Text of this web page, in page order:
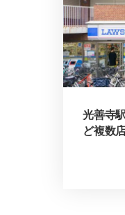
光善寺
ど複数